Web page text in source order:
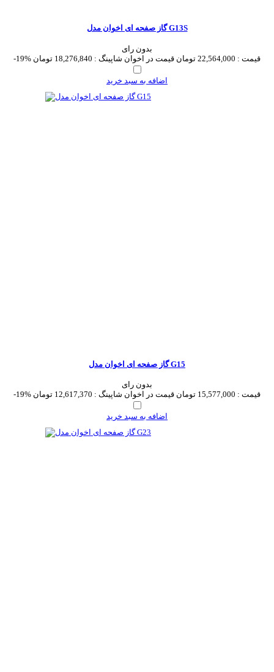
گاز صفحه ای اخوان مدل G13S
بدون رای
-19%
قیمت : 22,564,000 تومان قیمت در اخوان شاپینگ : 18,276,840 تومان
اضافه به سبد خرید
گاز صفحه ای اخوان مدل G15
بدون رای
-19%
قیمت : 15,577,000 تومان قیمت در اخوان شاپینگ : 12,617,370 تومان
اضافه به سبد خرید